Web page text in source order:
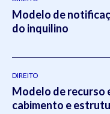
Modelo de
do inquilino
DIREITO
Modelo de recurso
cabimento e